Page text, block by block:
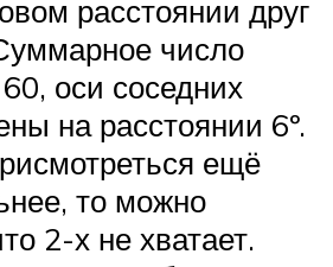
расстоянии друг
число
оси соседних
на расстоянии 6º.
ещё
то можно
2-х не хватает.